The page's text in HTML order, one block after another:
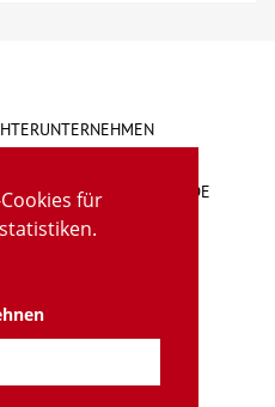
für
VORSCHLAG/BESCHWERDE